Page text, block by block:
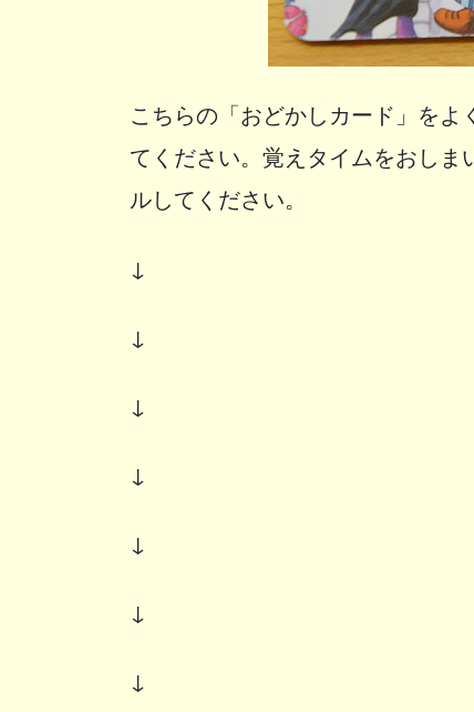
こちらの「おどかしカード」を
てください。覚えタイムをおし
ルしてください。
↓
↓
↓
↓
↓
↓
↓